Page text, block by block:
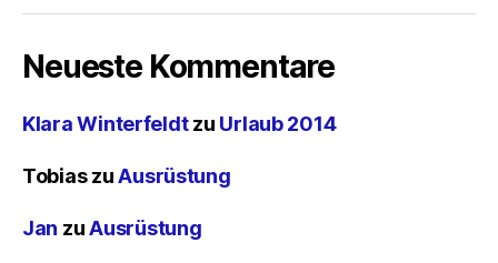
Neueste Kommentare
Klara Winterfeldtzu Urlaub 2014
TobiaszuAusrüstung
Jan zuAusrüstung